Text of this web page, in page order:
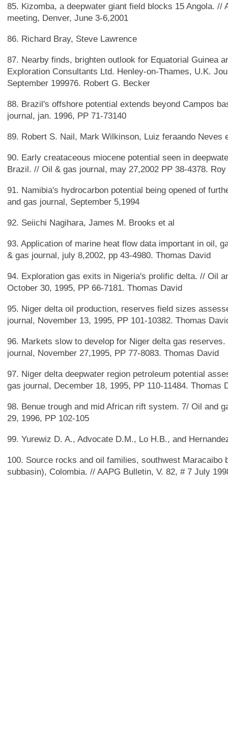
85. Kizomba, a deepwater giant field blocks 15 Angola. //
meeting, Denver, June 3-6,2001
86. Richard Bray, Steve Lawrence
87. Nearby finds, brighten outlook for Equatorial Guinea
Exploration Consultants Ltd. Henley-on-Thames, U.K.
September 199976. Robert G. Becker
88. Brazil's offshore potential extends beyond Campos
journal, jan. 1996, PP 71-73140
89. Robert S. Nail, Mark Wilkinson, Luiz feraando Neves
90. Early creataceous miocene potential seen in
Brazil. // Oil & gas journal, may 27,2002 PP 38-4378.
91. Namibia's hydrocarbon potential being opened of
and gas journal, September 5,1994
92. Seiichi Nagihara, James M. Brooks et al
93. Application of marine heat flow data important in oil,
& gas journal, july 8,2002, pp 43-4980. Thomas David
94. Exploration gas exits in Nigeria's prolific delta. // Oil
October 30, 1995, PP 66-7181. Thomas David
95. Niger delta oil production, reserves field sizes
journal, November 13, 1995, PP 101-10382. Thomas
96. Markets slow to develop for Niger delta gas
journal, November 27,1995, PP 77-8083. Thomas David
97. Niger delta deepwater region petroleum potential
gas journal, December 18, 1995, PP 110-11484. Thomas
98. Benue trough and mid African rift system. 7/ Oil and
29, 1996, PP 102-105
99. Yurewiz D. A., Advocate D.M., Lo H.B., and
100. Source rocks and oil families, southwest Maracaibo
subbasin), Colombia. // AAPG Bulletin, V. 82, # 7 July